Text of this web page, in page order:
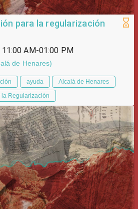
para la regularización
11:00 AM-01:00 PM
de Henares)
ayuda
Alcalá de Henares
la Regularización